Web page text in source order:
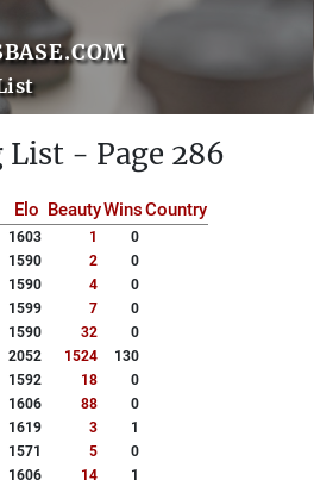
- Page 286
Elo BeautyWinsCountry
1603 1
0
1590 2
0
1590 4
0
1599 7
0
1590 32
0
2052 1524
130
1592 18
0
1606 88
0
1619 3
1
1571 5
0
1606 14
1